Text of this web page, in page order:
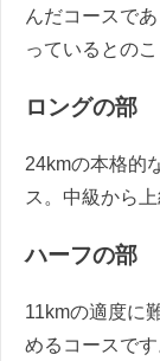
んだコースで
っているとのこ
ロングの部
24kmの本格的
ス。中級から上
ハーフの部
11kmの適度に
めるコースです